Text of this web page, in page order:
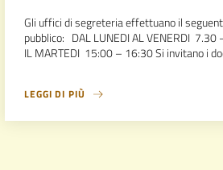
Gli uffici di segreteria effettuano il
pubblico: DAL LUNEDI AL VENERDI
IL MARTEDI 15:00 – 16:30 Si invitano i
LEGGI DI PIÙ